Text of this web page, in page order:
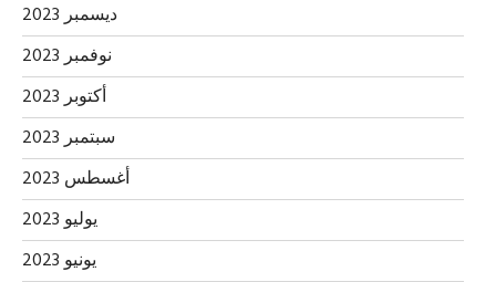
ديسمبر 2023
نوفمبر 2023
أكتوبر 2023
سبتمبر 2023
أغسطس 2023
يوليو 2023
يونيو 2023